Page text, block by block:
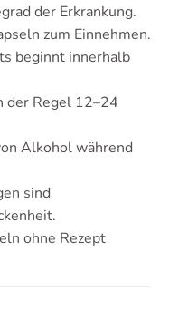
der Erkrankung.
zum Einnehmen.
beginnt innerhalb
der Regel 12–24
Alkohol während
sind
ohne Rezept